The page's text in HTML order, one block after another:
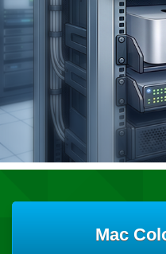
Mac